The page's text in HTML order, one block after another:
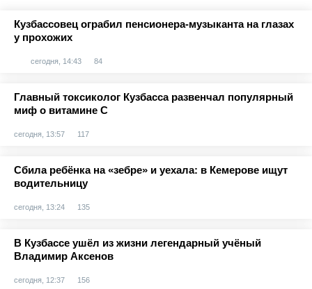
Кузбассовец ограбил пенсионера-музыканта на глазах
у прохожих
сегодня, 14:43 84
Главный токсиколог Кузбасса развенчал популярный
миф о витамине С
сегодня, 13:57 117
Сбила ребёнка на «зебре» и уехала: в Кемерове ищут
водительницу
сегодня, 13:24 135
В Кузбассе ушёл из жизни легендарный учёный
Владимир Аксенов
сегодня, 12:37 156